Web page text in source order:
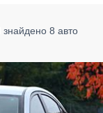
знайдено 8 авто